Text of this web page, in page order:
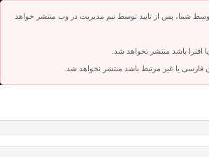
شما، پس از تایید توسط تیم مدیریت در وب منتشر خواهد
افترا باشد منتشر نخواهد شد.
فارسی یا غیر مرتبط باشد منتشر نخواهد شد.